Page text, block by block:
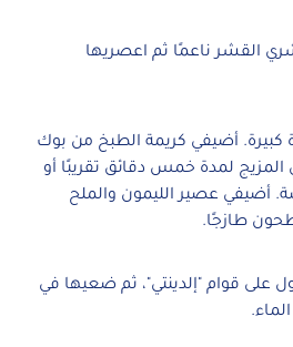
القشر ناعمًا ثم اعصريها
كبيرة. أضيفي كريمة الطبخ من بوك
المزيج لمدة خمس دقائق تقريبًا أو
أضيفي عصير الليمون والملح
طازجًا.
على قوام "إلدينتي"، ثم ضعيها في